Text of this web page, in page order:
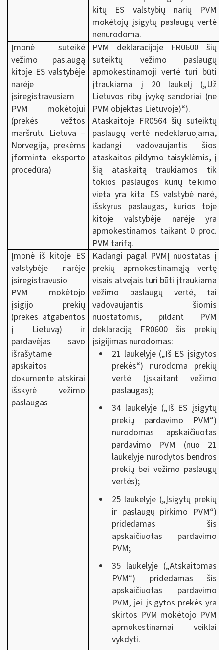
kitų ES valstybių narių PVM
mokėtojų įsigytų paslaugų vertė
nenurodoma.
Įmonė suteikė
vežimo paslaugą
kitoje ES valstybėje
narėje
įsiregistravusiam
PVM mokėtojui
(prekės vežtos
maršrutu Lietuva –
Norvegija, prekėms
įforminta eksporto
procedūra)
PVM deklaracijoje FR0600 šių
suteiktų vežimo paslaugų
apmokestinamoji vertė turi būti
įtraukiama į 20 laukelį („Už
Lietuvos ribų įvykę sandoriai (ne
PVM objektas Lietuvoje)“).
Ataskaitoje FR0564 šių suteiktų
paslaugų vertė nedeklaruojama,
kadangi vadovaujantis šios
ataskaitos pildymo taisyklėmis, į
šią ataskaitą traukiamos tik
tokios paslaugos kurių teikimo
vieta yra kita ES valstybė narė,
išskyrus paslaugas, kurios toje
kitoje valstybėje narėje yra
apmokestinamos taikant 0 proc.
PVM tarifą.
Įmonė iš kitoje ES
valstybėje narėje
įsiregistravusio
PVM mokėtojo
įsigijo prekių
(prekės atgabentos
į Lietuvą) ir
pardavėjas savo
išrašytame
apskaitos
dokumente atskirai
išskyrė vežimo
paslaugas
Kadangi pagal PVMĮ nuostatas į
prekių apmokestinamąją vertę
visais atvejais turi būti įtraukiama
vežimo paslaugų vertė, tai
vadovaujantis šiomis
nuostatomis, pildant PVM
deklaraciją FR0600 šis prekių
įsigijimas nurodomas:
21 laukelyje („Iš ES įsigytos
prekės“) nurodoma prekių
vertė (įskaitant vežimo
paslaugas);
34 laukelyje („Iš ES įsigytų
prekių pardavimo PVM“)
nurodomas apskaičiuotas
pardavimo PVM (nuo 21
laukelyje nurodytos bendros
prekių bei vežimo paslaugų
vertės);
25 laukelyje („Įsigytų prekių
ir paslaugų pirkimo PVM“)
pridedamas šis
apskaičiuotas pardavimo
PVM;
35 laukelyje („Atskaitomas
PVM“) pridedamas šis
apskaičiuotas pardavimo
PVM, jei įsigytos prekės yra
skirtos PVM mokėtojo PVM
apmokestinamai veiklai
vykdyti.